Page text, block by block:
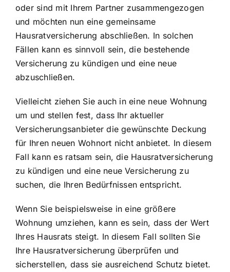
oder sind mit Ihrem Partner zusammengezogen
und möchten nun eine gemeinsame
Hausratversicherung abschließen. In solchen
Fällen kann es sinnvoll sein, die bestehende
Versicherung zu kündigen und eine neue
abzuschließen.
Vielleicht ziehen Sie auch in eine neue Wohnung
um und stellen fest, dass Ihr aktueller
Versicherungsanbieter die gewünschte Deckung
für Ihren neuen Wohnort nicht anbietet. In diesem
Fall kann es ratsam sein, die Hausratversicherung
zu kündigen und eine neue Versicherung zu
suchen, die Ihren Bedürfnissen entspricht.
Wenn Sie beispielsweise in eine größere
Wohnung umziehen, kann es sein, dass der Wert
Ihres Hausrats steigt. In diesem Fall sollten Sie
Ihre Hausratversicherung überprüfen und
sicherstellen, dass sie ausreichend Schutz bietet.